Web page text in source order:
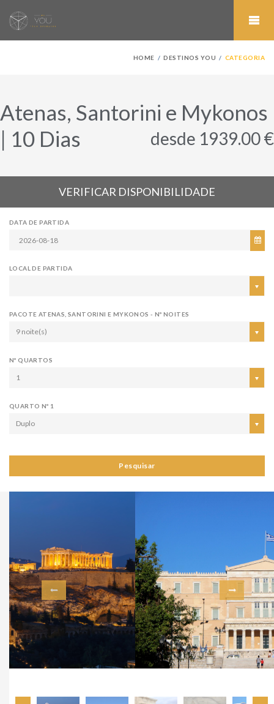
HOME DESTINOS YOU CATEGORIA
Atenas, Santorini e Mykonos
| 10 Dias
desde 1939.00 €
VERIFICAR DISPONIBILIDADE
DATA DE PARTIDA
LOCAL DE PARTIDA
PACOTE ATENAS, SANTORINI E MYKONOS - Nº NOITES
9 noite(s)
Nº QUARTOS
1
QUARTO Nº 1
Duplo
Pesquisar